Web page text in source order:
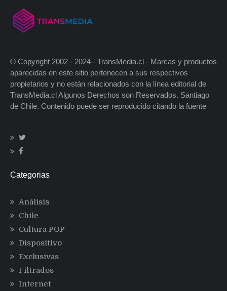
© Copyright 2002 - 2024 - TransMedia.cl - Marcas y productos
aparecidas en este sitio pertenecen a sus respectivos
propietarios y no están relacionados con la línea editorial de
TransMedia.cl Algunos Derechos son Reservados. Santiago
de Chile. Contenido puede ser reproducido citando la fuente
Categorias
Análisis
Chile
Cultura POP
Dispositivo
Exclusivas
Filtrados
Internet